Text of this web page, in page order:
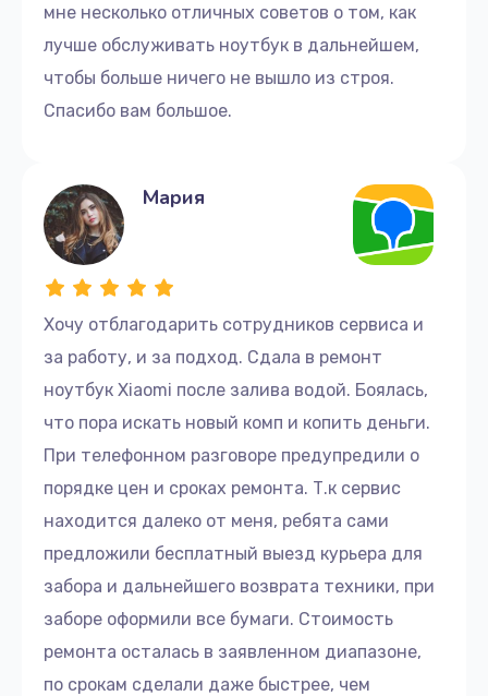
мне несколько отличных советов о том, как
лучше обслуживать ноутбук в дальнейшем,
чтобы больше ничего не вышло из строя.
Спасибо вам большое.
Хочу отблагодарить сотрудников сервиса и
за работу, и за подход. Сдала в ремонт
ноутбук Xiaomi после залива водой. Боялась,
что пора искать новый комп и копить деньги.
При телефонном разговоре предупредили о
порядке цен и сроках ремонта. Т.к сервис
находится далеко от меня, ребята сами
предложили бесплатный выезд курьера для
забора и дальнейшего возврата техники, при
заборе оформили все бумаги. Стоимость
ремонта осталась в заявленном диапазоне,
по срокам сделали даже быстрее, чем
Мария